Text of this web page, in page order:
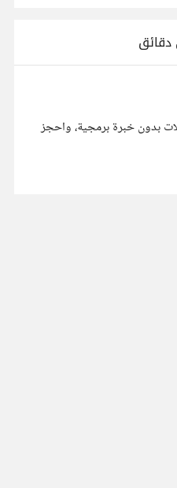
بدون خبرة برمجية، واحجز